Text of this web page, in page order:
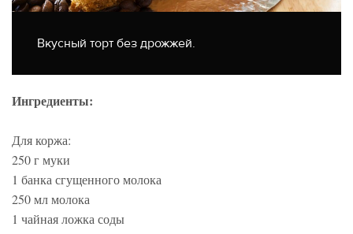
Вкусный торт без дрожжей.
Ингредиенты:
Для коржа:
250 г муки
1 банка сгущенного молока
250 мл молока
1 чайная ложка соды